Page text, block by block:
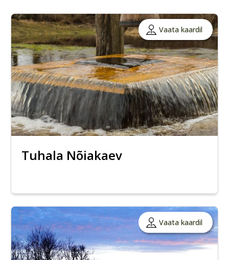
Vaata kaardil
Tuhala Nõiakaev
Vaata kaardil